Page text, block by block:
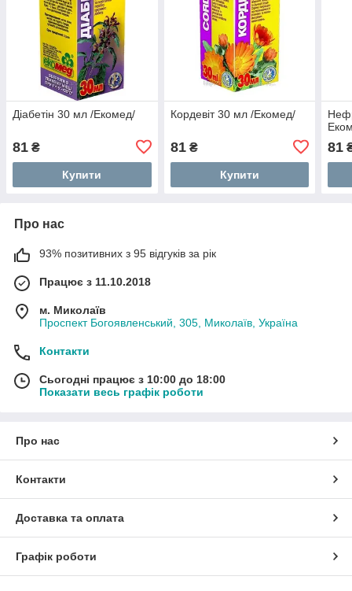
Діабетін 30 мл /Екомед/
81 ₴
Купити
Кордевіт 30 мл /Екомед/
81₴
Купити
81
Про нас
93% позитивних з 95 відгуків за рік
Працює з 11.10.2018
м. Миколаїв
Проспект Богоявленський, 305, Миколаїв, Україна
Контакти
Сьогодні працює з 10:00 до 18:00
Показати весь графік роботи
Про нас
Контакти
Доставка та оплата
Графік роботи